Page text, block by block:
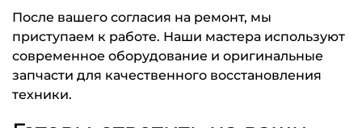
После вашего согласия на ремонт, мы
приступаем к работе. Наши мастера используют
современное оборудование и оригинальные
запчасти для качественного восстановления
техники.